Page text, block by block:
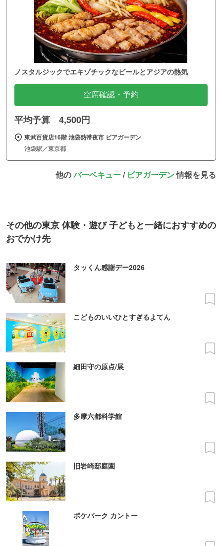
ノスタルジックでエキゾチックなビールとアジアの熱気
空席確認・予約
平均予算 4,500円
東武百貨店16階 池袋熱帯夜市 ビアガーデン
池袋駅／東京都
他のバーベキュー/ ビアガーデン情報を見る
その他の東京 体験・遊び 子どもと一緒におすすめの
おでかけ先
タッくん感謝デー2026
こどものいいひとすぎるよてん
細田守の原点/展
多摩六都科学館
旧岩崎邸庭園
ポケパーク カントー